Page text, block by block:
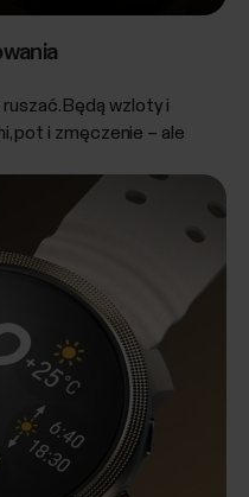
Będą wzloty i
pot i zmęczenie – ale